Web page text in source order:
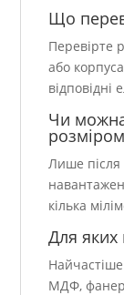
Що
Перевірте
або
відповідні
Чи
Лише після
кілька
Для яких
МДФ,